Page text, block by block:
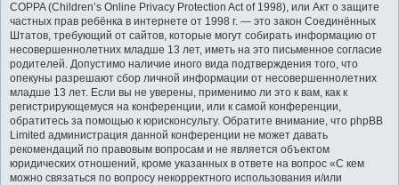
COPPA (Children’s Online Privacy Protection Act of 1998), или Акт о защите
частных прав ребёнка в интернете от 1998 г. — это закон Соединённых
Штатов, требующий от сайтов, которые могут собирать информацию от
несовершеннолетних младше 13 лет, иметь на это письменное согласие
родителей. Допустимо наличие иного вида подтверждения того, что
опекуны разрешают сбор личной информации от несовершеннолетних
младше 13 лет. Если вы не уверены, применимо ли это к вам, как к
регистрирующемуся на конференции, или к самой конференции,
обратитесь за помощью к юрисконсульту. Обратите внимание, что phpBB
Limited администрация данной конференции не может давать
рекомендаций по правовым вопросам и не является объектом
юридических отношений, кроме указанных в ответе на вопрос «С кем
можно связаться по вопросу некорректного использования и/или